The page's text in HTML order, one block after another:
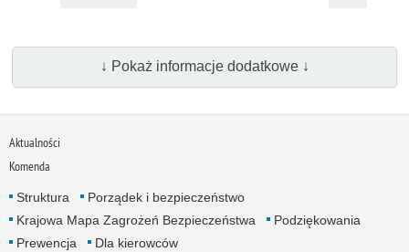
↓ Pokaż informacje dodatkowe ↓
Aktualności
Komenda
Struktura
Porządek i bezpieczeństwo
Krajowa Mapa Zagrożeń Bezpieczeństwa
Podziękowania
Prewencja
Dla kierowców